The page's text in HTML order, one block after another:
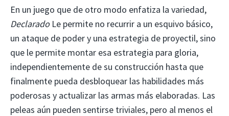
En un juego que de otro modo enfatiza la variedad,
DeclaradoLe permite no recurrir a un esquivo básico,
un ataque de poder y una estrategia de proyectil, sino
que le permite montar esa estrategia para gloria,
independientemente de su construcción hasta que
finalmente pueda desbloquear las habilidades más
poderosas y actualizar las armas más elaboradas. Las
peleas aún pueden sentirse triviales, pero al menos el